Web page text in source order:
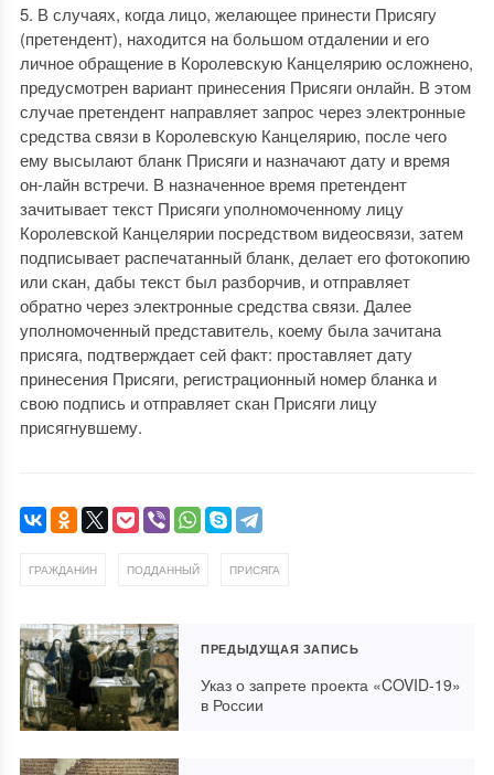
5. В случаях, когда лицо, желающее принести Присягу
(претендент), находится на большом отдалении и его
личное обращение в Королевскую Канцелярию осложнено,
предусмотрен вариант принесения Присяги онлайн. В этом
случае претендент направляет запрос через электронные
средства связи в Королевскую Канцелярию, после чего
ему высылают бланк Присяги и назначают дату и время
он-лайн встречи. В назначенное время претендент
зачитывает текст Присяги уполномоченному лицу
Королевской Канцелярии посредством видеосвязи, затем
подписывает распечатанный бланк, делает его фотокопию
или скан, дабы текст был разборчив, и отправляет
обратно через электронные средства связи. Далее
уполномоченный представитель, коему была зачитана
присяга, подтверждает сей факт: проставляет дату
принесения Присяги, регистрационный номер бланка и
свою подпись и отправляет скан Присяги лицу
присягнувшему.
ГРАЖДАНИН ПОДДАННЫЙ ПРИСЯГА
ПРЕДЫДУЩАЯ ЗАПИСЬ
Указ о запрете проекта «COVID-19»
в России